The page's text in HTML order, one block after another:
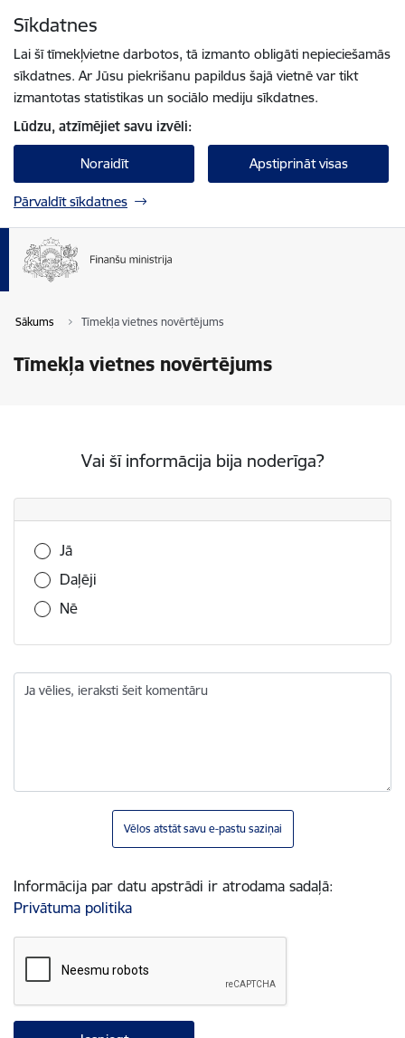
Sīkdatnes
Lai šī tīmekļvietne darbotos, tā izmanto obligāti nepieciešamās
sīkdatnes. Ar Jūsu piekrišanu papildus šajā vietnē var tikt
izmantotas statistikas un sociālo mediju sīkdatnes.
Lūdzu, atzīmējiet savu izvēli:
Noraidīt Apstiprināt visas
Pārvaldīt sīkdatnes
Sākums Tīmekļa vietnes novērtējums
Tīmekļa vietnes novērtējums
Vai šī informācija bija noderīga?
Vai šī informācija bija noderīga?
Jā
Daļēji
Nē
Ja vēlies, ieraksti šeit komentāru
Vēlos atstāt savu e-pastu saziņai
Informācija par datu apstrādi ir atrodama sadaļā:
Privātuma politika